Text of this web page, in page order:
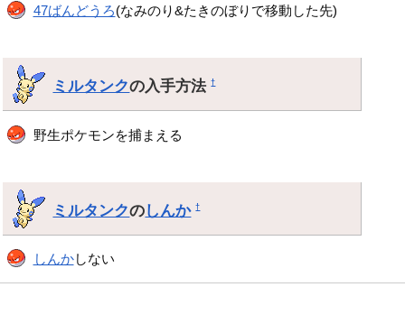
47ばんどうろ(なみのり&たきのぼりで移動した先)
ミルタンクの入手方法†
野生ポケモンを捕まえる
ミルタンクのしんか †
しんかしない